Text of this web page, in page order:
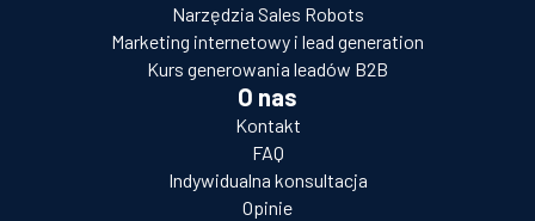
Narzędzia Sales Robots
Marketing internetowy i lead generation
Kurs generowania leadów B2B
O nas
Kontakt
FAQ
Indywidualna konsultacja
Opinie